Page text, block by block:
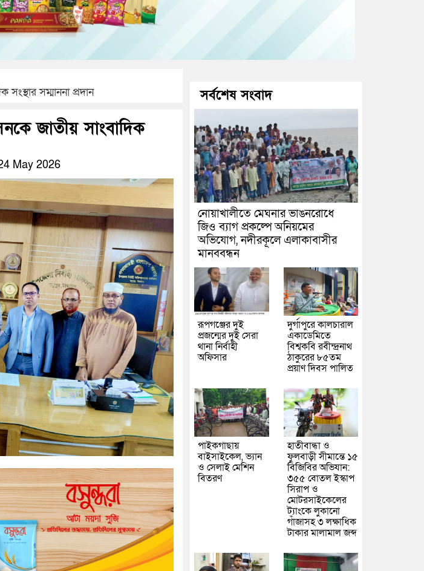
সম্মাননা প্রদান
জাতীয় সাংবাদিক
May 2026
সর্বশেষ সংবাদ
নোয়াখালীতে মেঘনার ভাঙনরোধে
জিও ব্যাগ প্রকল্পে অনিয়মের
অভিযোগ, নদীরকূলে এলাকাবাসীর
মানববন্ধন
রূপগঞ্জের দুই
প্রজন্মের দুই সেরা
থানা নির্বাহী
অফিসার
দুর্গাপুরে কালচারাল
একাডেমিতে
বিশ্বকবি রবীন্দ্রনাথ
ঠাকুরের ৮৫তম
প্রয়াণ দিবস পালিত
পাইকগাছায়
বাইসাইকেল, ভ্যান
ও সেলাই মেশিন
বিতরণ
হাতীবান্ধা ও
ফুলবাড়ী সীমান্তে ১৫
বিজিবির অভিযান:
৩৫৫ বোতল ইস্কাপ
সিরাপ ও
মোটরসাইকেলের
ট্যাংকে লুকানো
গাঁজাসহ ৩ লক্ষাধিক
টাকার মালামাল জব্দ